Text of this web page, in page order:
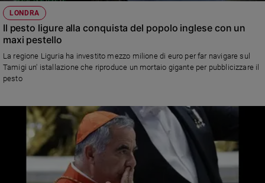
giorno
Società
e
valori
Ambiente
Volontariato
Diritti
Aziende
LONDRA
Il pesto ligure alla conquista del popolo inglese con un
maxi pestello
La regione Liguria ha investito mezzo milione di euro per far navigare sul
Tamigi un' istallazione che riproduce un mortaio gigante per pubblicizzare il
pesto